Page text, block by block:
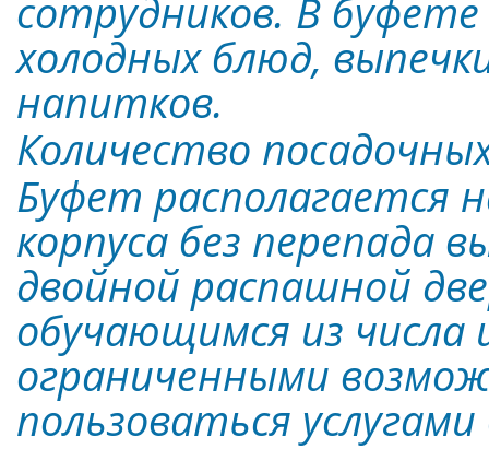
сотрудников. В
холодных блюд,
напитков.
Количество
Буфет располагается
корпуса без перепада
двойной распашной
обучающимся из числа
ограниченными
пользоваться